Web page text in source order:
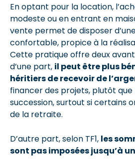
En optant pour la location,
modeste ou en entrant en
vente permet de disposer
confortable, propice à la
Cette pratique offre deux
d’une part, il peut être plus
héritiers de recevoir de
financer des projets, plutôt que
succession, surtout si certains
de la retraite.
D’autre part, selon TF1, les
sont pas imposées jusqu’à